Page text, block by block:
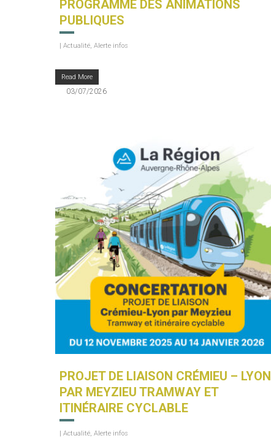
PROGRAMME DES ANIMATIONS
PUBLIQUES
|Actualité,Alerte infos
Read More
03/07/2026
PROJET DE LIAISON CRÉMIEU – LYON
PAR MEYZIEU TRAMWAY ET
ITINÉRAIRE CYCLABLE
|Actualité,Alerte infos